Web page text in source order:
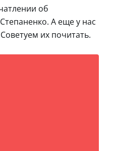
об
А еще у нас
их почитать.